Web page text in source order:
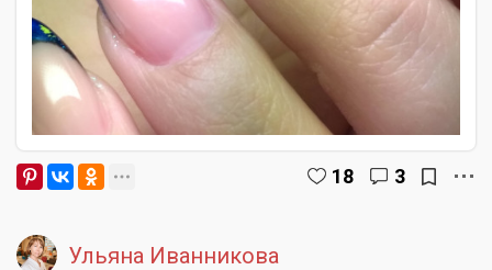
18 3
Ульяна Иванникова